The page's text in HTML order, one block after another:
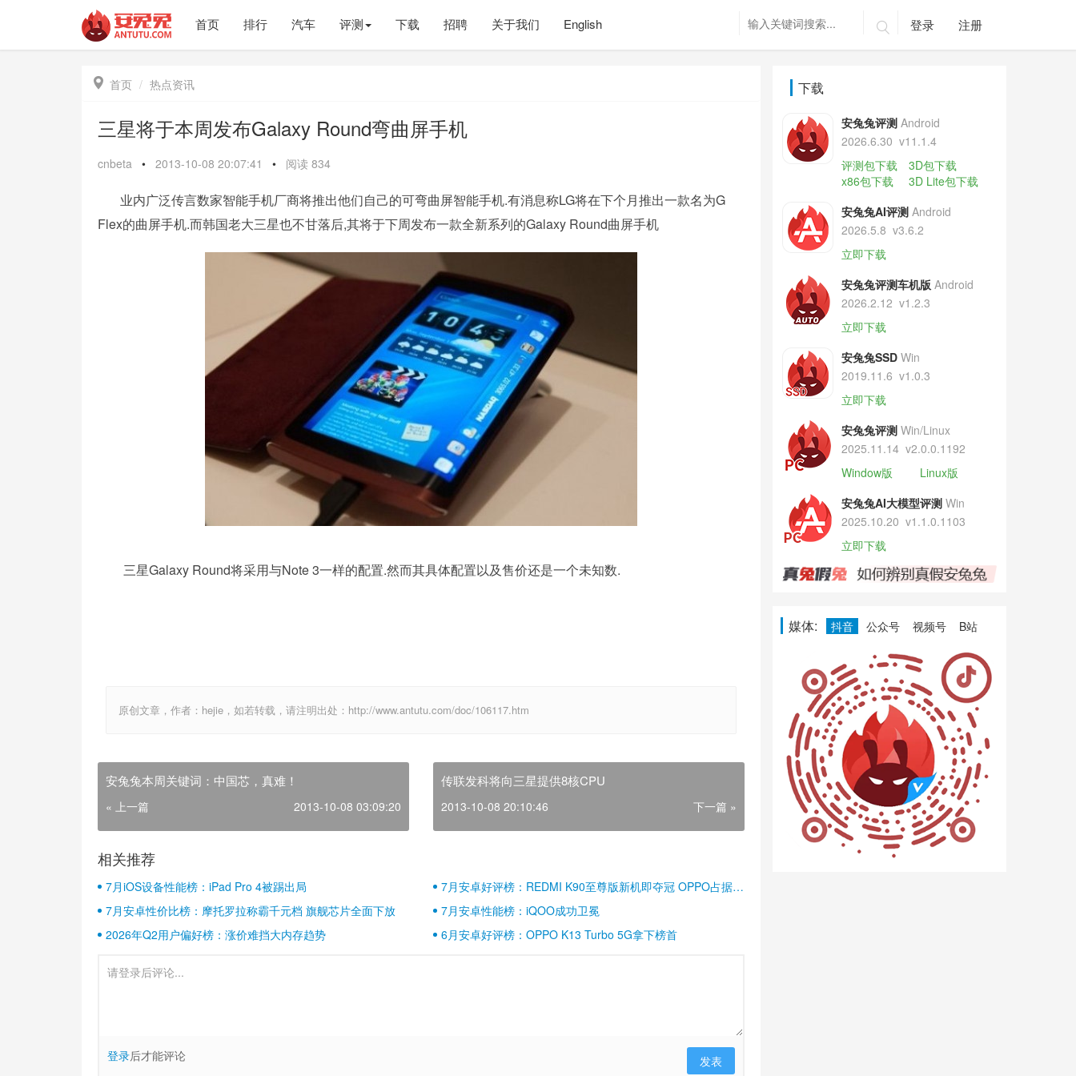
首页 排行 汽车 评测 下载 招聘 关于我们 English  登录 注册
 首页 热点资讯
三星将于本周发布Galaxy Round弯曲屏手机
cnbeta • 2013-10-08 20:07:41 • 阅读 834
业内广泛传言数家智能手机厂商将推出他们自己的可弯曲屏智能手机.有消息称LG将在下个月推出一款名为G
Flex的曲屏手机.而韩国老大三星也不甘落后,其将于下周发布一款全新系列的Galaxy Round曲屏手机
三星Galaxy Round将采用与Note 3一样的配置.然而其具体配置以及售价还是一个未知数.
原创文章，作者：hejie，如若转载，请注明出处：http://www.antutu.com/doc/106117.htm
安兔兔本周关键词：中国芯，真难！
« 上一篇 2013-10-08 03:09:20
传联发科将向三星提供8核CPU
2013-10-08 20:10:46 下一篇 »
相关推荐
7月iOS设备性能榜：iPad Pro 4被踢出局
7月安卓好评榜：REDMI K90至尊版新机即夺冠 OPPO占据半
壁江山
7月安卓性价比榜：摩托罗拉称霸千元档 旗舰芯片全面下放
7月安卓性能榜：iQOO成功卫冕
2026年Q2用户偏好榜：涨价难挡大内存趋势
6月安卓好评榜：OPPO K13 Turbo 5G拿下榜首
登录后才能评论 发表
下载
安兔兔评测 Android
2026.6.30 v11.1.4
评测包下载
3D包下载
x86包下载
3D Lite包下载
安兔兔AI评测 Android
2026.5.8 v3.6.2
立即下载
安兔兔评测车机版 Android
2026.2.12 v1.2.3
立即下载
安兔兔SSD Win
2019.11.6 v1.0.3
立即下载
安兔兔评测 Win/Linux
2025.11.14 v2.0.0.1192
Window版
Linux版
安兔兔AI大模型评测 Win
2025.10.20 v1.1.0.1103
立即下载
媒体: 抖音 公众号 视频号 B站